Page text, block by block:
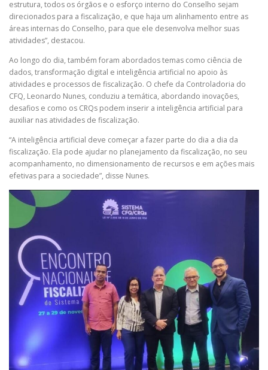
estrutura, todos os órgãos e o esforço interno do Conselho sejam
direcionados para a fiscalização, e que haja um alinhamento entre as
áreas internas do Conselho, para que ele desenvolva melhor suas
atividades”, destacou.
Ao longo do dia, também foram abordados temas como ciência de
dados, transformação digital e inteligência artificial no apoio às
atividades e processos de fiscalização. O chefe da Controladoria do
CFQ, Leonardo Nunes, conduziu a temática, abordando inovações,
desafios e como os CRQs podem inserir a inteligência artificial para
auxiliar nas atividades de fiscalização.
“A inteligência artificial deve começar a fazer parte do dia a dia da
fiscalização. Ela pode ajudar no planejamento da fiscalização, no seu
acompanhamento, no dimensionamento de recursos e em ações mais
efetivas para a sociedade”, disse Nunes.